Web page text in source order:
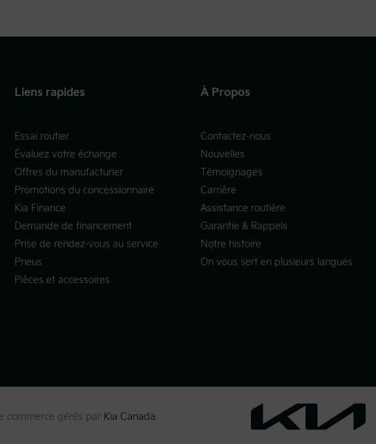
Liens rapides
Essai routier
Évaluez votre échange
Offres du manufacturier
Promotions du concessionnaire
Kia Finance
Demande de financement
Prise de rendez-vous au service
Pneus
Pièces et accessoires
À Propos
Contactez-nous
Nouvelles
Témoignages
Carrière
Assistance routière
Garantie & Rappels
Notre histoire
On vous sert en plusieurs langues
commerce gérés par Kia Canada.